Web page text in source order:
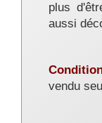
plus
aussi
vendu